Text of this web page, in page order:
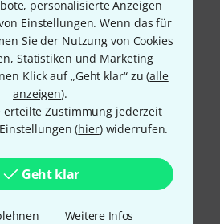
personalisierte Anzeigen
Einstellungen. Wenn das für
Sie der Nutzung von Cookies
Statistiken und Marketing
Klick auf „Geht klar“ zu (alle
anzeigen).
erteilte Zustimmung jederzeit
(hier) widerrufen.
Geht klar
Weitere Infos
und sicher per Nachnahme,
Pay,Klarna Sofort bezahlen,
Kreditkarte.
Garantie